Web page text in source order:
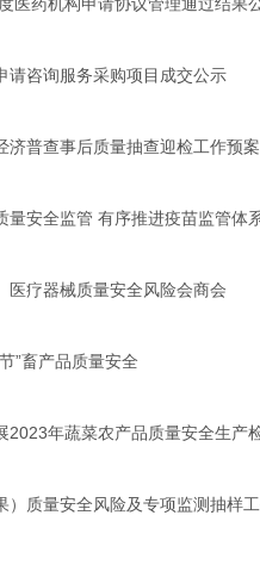
请咨询服务采购项目成交公示
济普查事后质量抽查迎检工作预
量安全监管 有序推进疫苗监管体
医疗器械质量安全风险会商会
”畜产品质量安全
2023年蔬菜农产品质量安全生产
）质量安全风险及专项监测抽样